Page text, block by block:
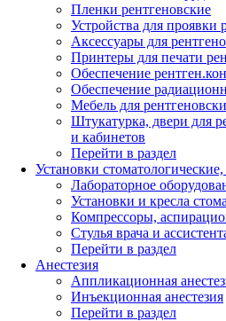
Пленки рентгеновские
Устройства для проявки
Аксессуары для
Принтеры для печати
Обеспечение
Обеспечение
Мебель для
Штукатурка, двери для
и кабинетов
Перейти в раздел
Установки
Лабораторное
Установки и кресла
Компрессоры,
Стулья врача и
Перейти в раздел
Анестезия
Аппликационная
Инъекционная анестезия
Перейти в раздел